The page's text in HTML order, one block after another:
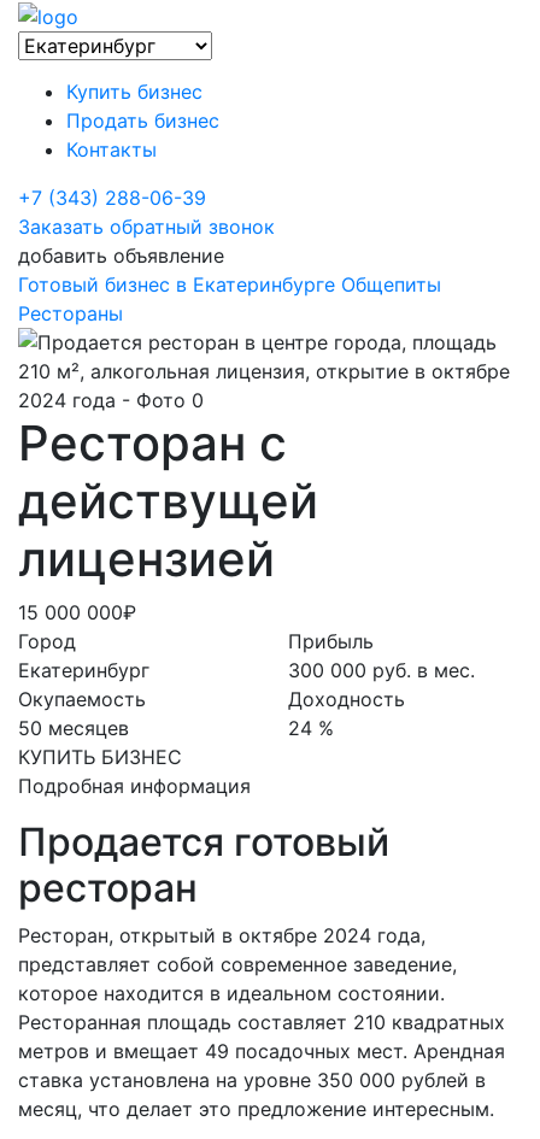
Купить бизнес
Продать бизнес
Контакты
+7 (343) 288-06-39
Заказать обратный звонок
добавить объявление
Готовый бизнес в Екатеринбурге Общепиты
Рестораны
Ресторан с
действущей
лицензией
15 000 000₽
Город
Екатеринбург
Окупаемость
50 месяцев
КУПИТЬ БИЗНЕС
Прибыль
300 000 руб. в мес.
Доходность
24 %
Подробная информация
Продается готовый
ресторан
Ресторан, открытый в октябре 2024 года,
представляет собой современное заведение,
которое находится в идеальном состоянии.
Ресторанная площадь составляет 210 квадратных
метров и вмещает 49 посадочных мест. Арендная
ставка установлена на уровне 350 000 рублей в
месяц, что делает это предложение интересным.